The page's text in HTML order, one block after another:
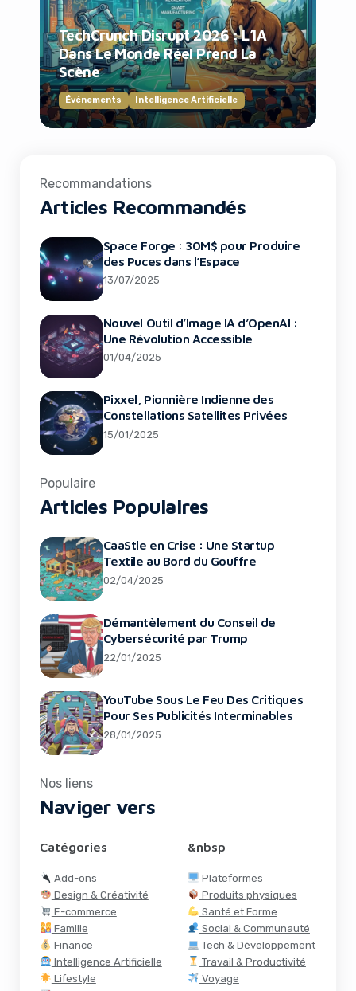
TechCrunch Disrupt 2026 : L’IA
Dans Le Monde Réel Prend La
Scène
Événements Intelligence Artificielle
Recommandations
Articles Recommandés
Space Forge : 30M$ pour Produire
des Puces dans l’Espace
13/07/2025
Nouvel Outil d’Image IA d’OpenAI :
Une Révolution Accessible
01/04/2025
Pixxel, Pionnière Indienne des
Constellations Satellites Privées
15/01/2025
Populaire
Articles Populaires
CaaStle en Crise : Une Startup
Textile au Bord du Gouffre
02/04/2025
Démantèlement du Conseil de
Cybersécurité par Trump
22/01/2025
YouTube Sous Le Feu Des Critiques
Pour Ses Publicités Interminables
28/01/2025
Nos liens
Naviger vers
Catégories
Add-ons
Design & Créativité
E-commerce
Famille
Finance
Intelligence Artificielle
Lifestyle
&nbsp
Plateformes
Produits physiques
Santé et Forme
Social & Communauté
Tech & Développement
Travail & Productivité
Voyage